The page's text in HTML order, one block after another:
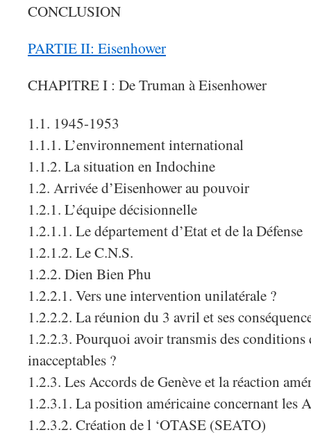
CONCLUSION
PARTIE II: Eisenhower
CHAPITRE I : De Truman à Eisenhower
1.1. 1945-1953
1.1.1. L’environnement international
1.1.2. La situation en Indochine
1.2. Arrivée d’Eisenhower au pouvoir
1.2.1. L’équipe décisionnelle
1.2.1.1. Le département d’Etat et de la Défense
1.2.1.2. Le C.N.S.
1.2.2. Dien Bien Phu
1.2.2.1. Vers une intervention unilatérale ?
1.2.2.2. La réunion du 3 avril et ses
1.2.2.3. Pourquoi avoir transmis des conditions
inacceptables ?
1.2.3. Les Accords de Genève et la réaction
1.2.3.1. La position américaine concernant les
1.2.3.2. Création de l ‘OTASE (SEATO)